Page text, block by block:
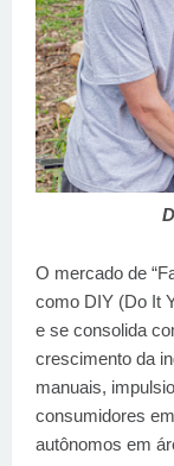
O mercado de
como DIY (Do It
e se consolida
crescimento da
manuais,
consumidores
autônomos em